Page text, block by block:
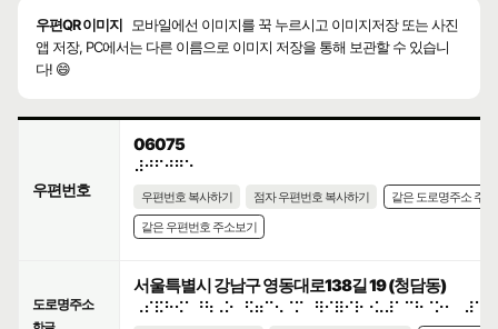
우편QR 이미지
모바일에선 이미지를 꾹 누르시고 이미지저장 또는 사진
앱 저장, PC에서는 다른 이름으로 이미지 저장을 통해 보관할 수 있습니
다! 😄
우편번호
06075
⠼⠚⠋⠚⠛⠑
우편번호 복사하기 점자 우편번호 복사하기
같은 도로명주소 주
같은 우편번호 주소보기
도로명주소
서울특별시 강남구 영동대로138길 19 (청담동)
⠠⠎⠯⠓⠪⠁⠘⠳⠠⠕⠀⠫⠶⠉⠢⠈⠍⠀⠻⠊⠿⠊⠗⠐⠥⠼⠁⠉⠓⠈⠕⠂⠀⠼⠁⠊